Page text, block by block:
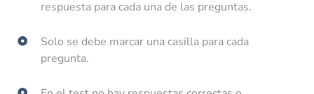
respuesta para cada una de las preguntas.
Solo se debe marcar una casilla para cada
pregunta.